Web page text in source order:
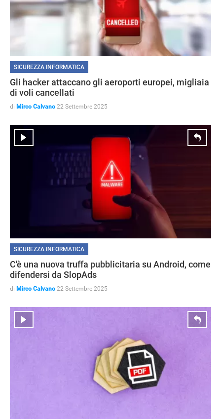
SICUREZZA INFORMATICA
Gli hacker attaccano gli aeroporti europei, migliaia
di voli cancellati
di Mirco Calvano 22 Settembre 2025
SICUREZZA INFORMATICA
C'è una nuova truffa pubblicitaria su Android, come
difendersi da SlopAds
di Mirco Calvano 22 Settembre 2025